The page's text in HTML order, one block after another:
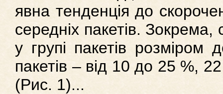
явна тенденція до
середніх пакетів. Зокрема,
у групі пакетів
пакетів – від 10 до 25 %,
(Рис. 1)...